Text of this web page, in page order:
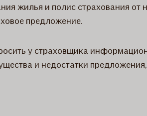
жилья и полис страхования от
предложение.
у страховщика
и недостатки